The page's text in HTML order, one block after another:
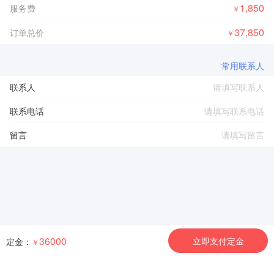
服务费 ￥ 1,850
订单总价 ￥37,850
常用联系人
联系人
联系电话
留言
定金： ￥36000 立即支付定金